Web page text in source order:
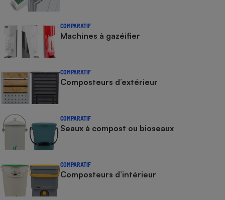
COMPARATIF
Machines à gazéifier
COMPARATIF
Composteurs d’extérieur
COMPARATIF
Seaux à compost ou bioseaux
COMPARATIF
Composteurs d’intérieur